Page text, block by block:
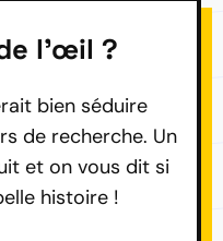
l'œil ?
bien séduire
de recherche. Un
et on vous dit si
histoire !